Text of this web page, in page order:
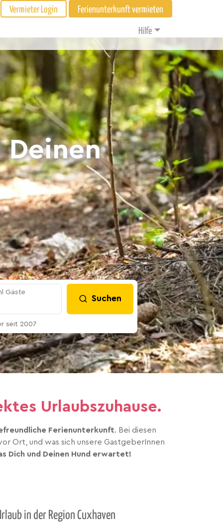
Vermieter Login Ferienunterkunft vermieten
Hilfe
Deinen
Gäste
Suchen
seit 2007
Urlaubszuhause.
Ferienunterkunft. Bei diesen
Ort, und was sich unsere GastgeberInnen
Dich und Deinen Hund erwartet!
in der Region Cuxhaven